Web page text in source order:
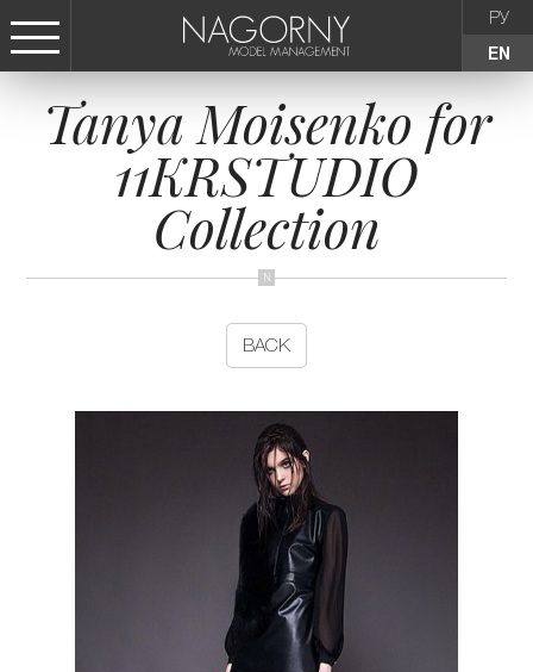
РУ
EN
СТАТЬ МОДЕЛЬЮ
FEMALE
KIDS
AGENCY
CONTACTS
Tanya Moisenko for
11KRSTUDIO
Collection
BACK